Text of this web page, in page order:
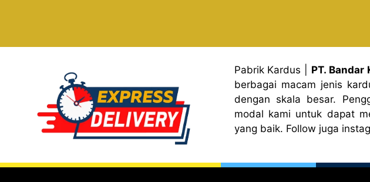
Pabrik Kardus PT. Bandar
berbagai macam jenis
dengan skala besar.
modal kami untuk dapat
yang baik. Follow juga